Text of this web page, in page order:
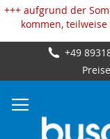
+++ aufgrund der
kommen,
+49
Cookie-Einstellungen